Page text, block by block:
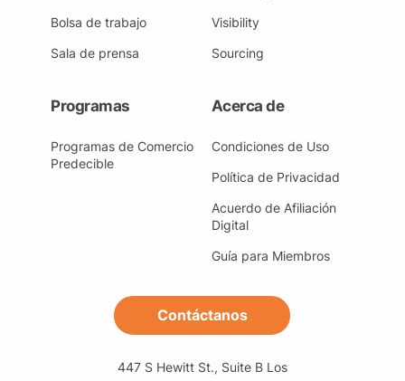
Bolsa de trabajo
Sala de prensa
Visibility
Sourcing
Programas
Programas de Comercio
Predecible
Acerca de
Condiciones de Uso
Política de Privacidad
Acuerdo de Afiliación
Digital
Guía para Miembros
Contáctanos
447 S Hewitt St., Suite B Los